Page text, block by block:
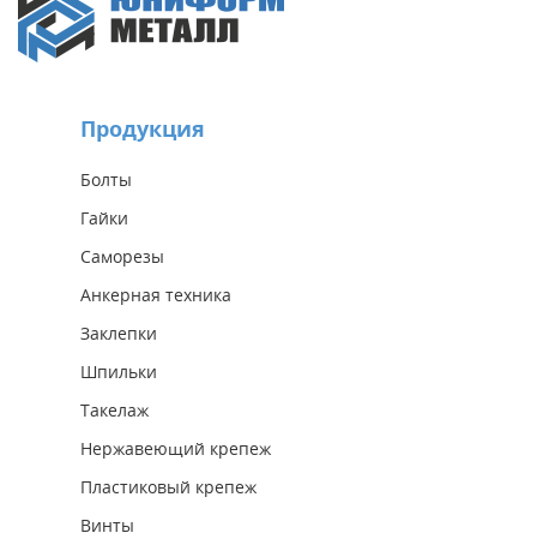
Продукция
Болты
Гайки
Саморезы
Анкерная техника
Заклепки
Шпильки
Такелаж
Нержавеющий крепеж
Пластиковый крепеж
Винты